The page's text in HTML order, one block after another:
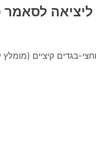
ליציאה לסאמר